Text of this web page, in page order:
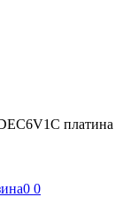
платина
0 0